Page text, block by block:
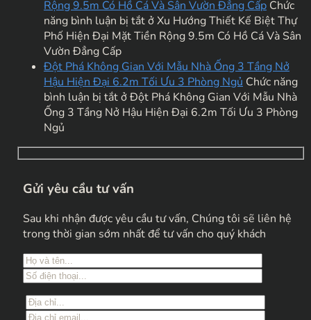
Rộng 9.5m Có Hồ Cá Và Sân Vườn Đẳng Cấp Chức
năng bình luận bị tắtở Xu Hướng Thiết Kế Biệt Thự
Phố Hiện Đại Mặt Tiền Rộng 9.5m Có Hồ Cá Và Sân
Vườn Đẳng Cấp
Đột Phá Không Gian Với Mẫu Nhà Ống 3 Tầng Nở
Hậu Hiện Đại 6.2m Tối Ưu 3 Phòng Ngủ Chức năng
bình luận bị tắtở Đột Phá Không Gian Với Mẫu Nhà
Ống 3 Tầng Nở Hậu Hiện Đại 6.2m Tối Ưu 3 Phòng
Ngủ
Gửi yêu cầu tư vấn
Sau khi nhận được yêu cầu tư vấn, Chúng tôi sẽ liên hệ
trong thời gian sớm nhất để tư vấn cho quý khách